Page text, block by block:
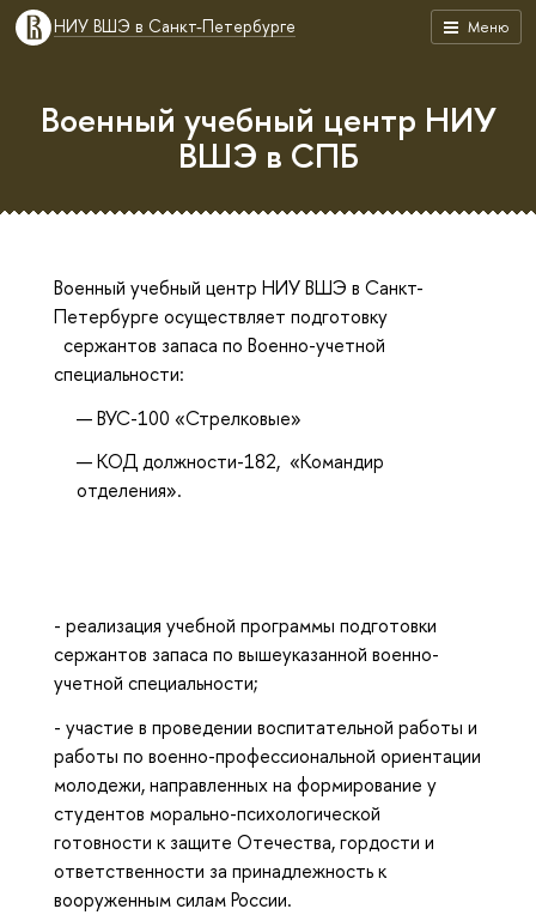
Меню
НИУ ВШЭ в Санкт-Петербурге
Военный учебный центр НИУ
ВШЭ в СПБ
Военный учебный центр НИУ ВШЭ в Санкт-
Петербурге осуществляет подготовку
сержантов запаса по Военно-учетной
специальности:
ВУС-100 «Стрелковые»
КОД должности-182, «Командир
отделения».
- реализация учебной программы подготовки
сержантов запаса по вышеуказанной военно-
учетной специальности;
- участие в проведении воспитательной работы и
работы по военно-профессиональной ориентации
молодежи, направленных на формирование у
студентов морально-психологической
готовности к защите Отечества, гордости и
ответственности за принадлежность к
вооруженным силам России.